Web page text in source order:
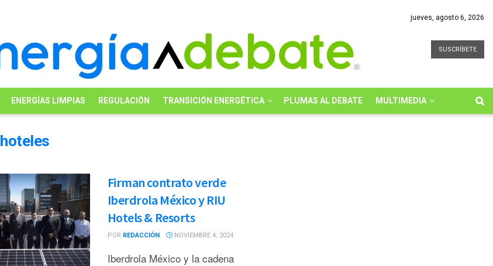
jueves, agosto 6, 2026
SUSCRÍBETE
ENERGÍAS LIMPIAS REGULACIÓN TRANSICIÓN ENERGÉTICA PLUMAS AL DEBATE MULTIMEDIA
hoteles
Firman contrato verde
Iberdrola México y RIU
Hotels & Resorts
POR REDACCIÓN NOVIEMBRE 4, 2024
Iberdrola México y la cadena